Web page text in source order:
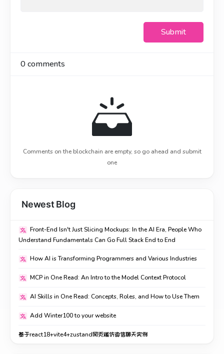
Submit
0comments
Comments on the blockchain are empty, so go ahead and submit
one
Newest Blog
Front-End Isn't Just Slicing Mockups: In the AI Era, People Who
Understand Fundamentals Can Go Full Stack End to End
How AI is Transforming Programmers and Various Industries
MCP in One Read: An Intro to the Model Context Protocol
AI Skills in One Read: Concepts, Roles, and How to Use Them
Add Winter100 to your website
基于react18+vite4+zustand网页端仿微信聊天实例